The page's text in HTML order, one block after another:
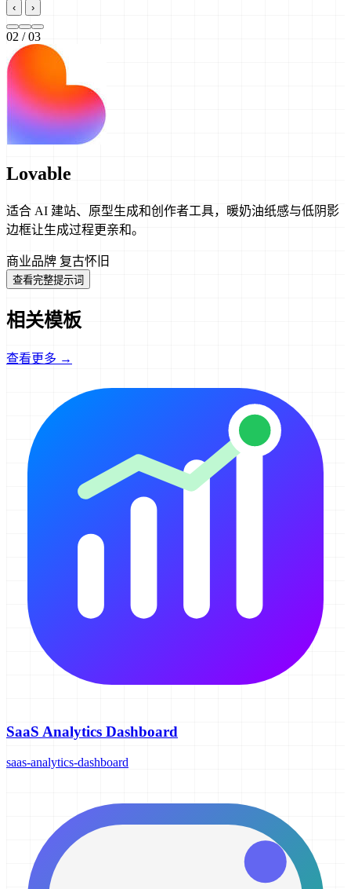
‹ ›
02 / 03
Lovable
适合 AI 建站、原型生成和创作者工具，暖奶油纸感与低阴影
边框让生成过程更亲和。
商业品牌 复古怀旧
查看完整提示词
相关模板
查看更多 →
SaaS Analytics Dashboard
saas-analytics-dashboard